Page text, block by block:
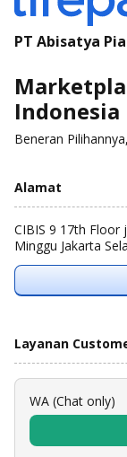
PT Abisatya
Indonesia
Beneran
Alamat
CIBIS 9 17th Floor
Minggu Jakarta
Layanan
WA (Chat only)